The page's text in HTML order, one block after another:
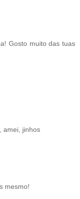
Gosto muito das tuas
amei, jinhos
mesmo!